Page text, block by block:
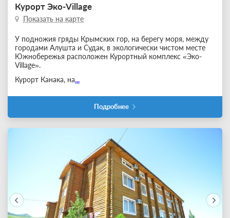
Курорт Эко-Village
Показать на карте
У подножия гряды Крымских гор, на берегу моря, между
городами Алушта и Судак, в экологически чистом месте
Южнобережья расположен Курортный комплекс «Эко-
Village».
Курорт Канака, на...
Подробнее